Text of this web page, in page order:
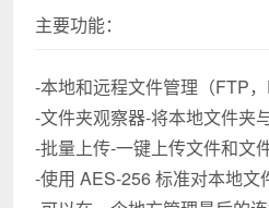
主要功能：
-本地和远程文件管理（FTP
-文件夹观察器-将本地文件夹
-批量上传-一键上传文件和文
-使用 AES-256 标准对本地文